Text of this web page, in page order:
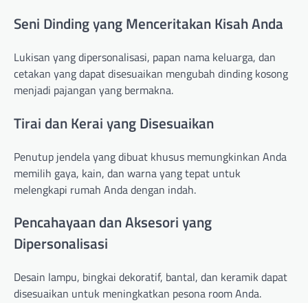
Seni Dinding yang Menceritakan Kisah Anda
Lukisan yang dipersonalisasi, papan nama keluarga, dan
cetakan yang dapat disesuaikan mengubah dinding kosong
menjadi pajangan yang bermakna.
Tirai dan Kerai yang Disesuaikan
Penutup jendela yang dibuat khusus memungkinkan Anda
memilih gaya, kain, dan warna yang tepat untuk
melengkapi rumah Anda dengan indah.
Pencahayaan dan Aksesori yang
Dipersonalisasi
Desain lampu, bingkai dekoratif, bantal, dan keramik dapat
disesuaikan untuk meningkatkan pesona room Anda.